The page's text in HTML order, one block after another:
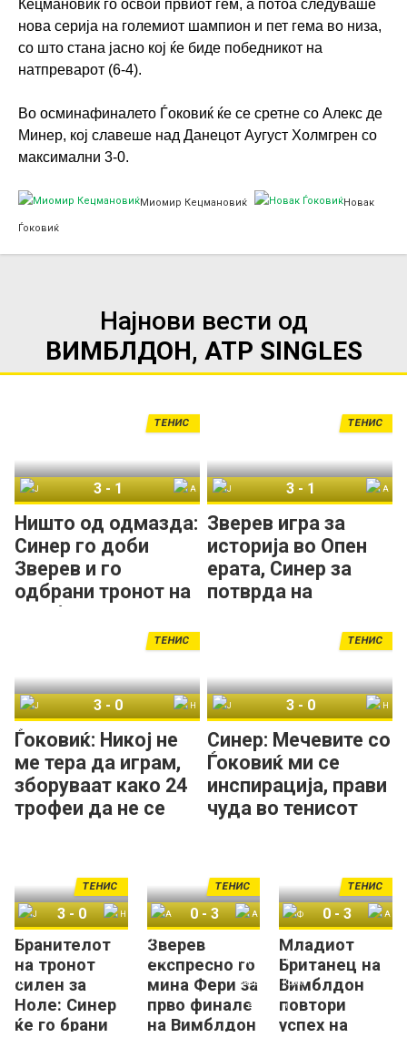
Кецмановиќ го освои првиот гем, а потоа следуваше
нова серија на големиот шампион и пет гема во низа,
со што стана јасно кој ќе биде победникот на
натпреварот (6-4).
Во осминафиналето Ѓоковиќ ќе се сретне со Алекс де
Минер, кој славеше над Данецот Аугуст Холмгрен со
максимални 3-0.
Миомир Кецмановиќ Новак
Ѓоковиќ
Најнови вести од
ВИМБЛДОН, ATP SINGLES
Ништо од одмазда:
Синер го доби
Зверев и го
одбрани тронот на
Вимблдон!
ТЕНИС
3- 1
Зверев игра за
историја во Опен
ерата, Синер за
потврда на
ТЕНИС
3 - 1
Ѓоковиќ: Никој не
ме тера да играм,
зборуваат како 24
трофеи да не се
ТЕНИС
3- 0
Синер: Мечевите со
Ѓоковиќ ми се
инспирација, прави
чуда во тенисот
ТЕНИС
3 - 0
Бранителот
на тронот
силен за
Ноле: Синер
ќе го брани
ТЕНИС
Јаник Синер
3-0
Зверев
експресно го
мина Фери за
прво финале
на Вимблдон
ТЕНИС
Артур Фери
0-3
Младиот
Британец на
Вимблдон
повтори
успех на
ТЕНИС
Флавио Коболи
0-3